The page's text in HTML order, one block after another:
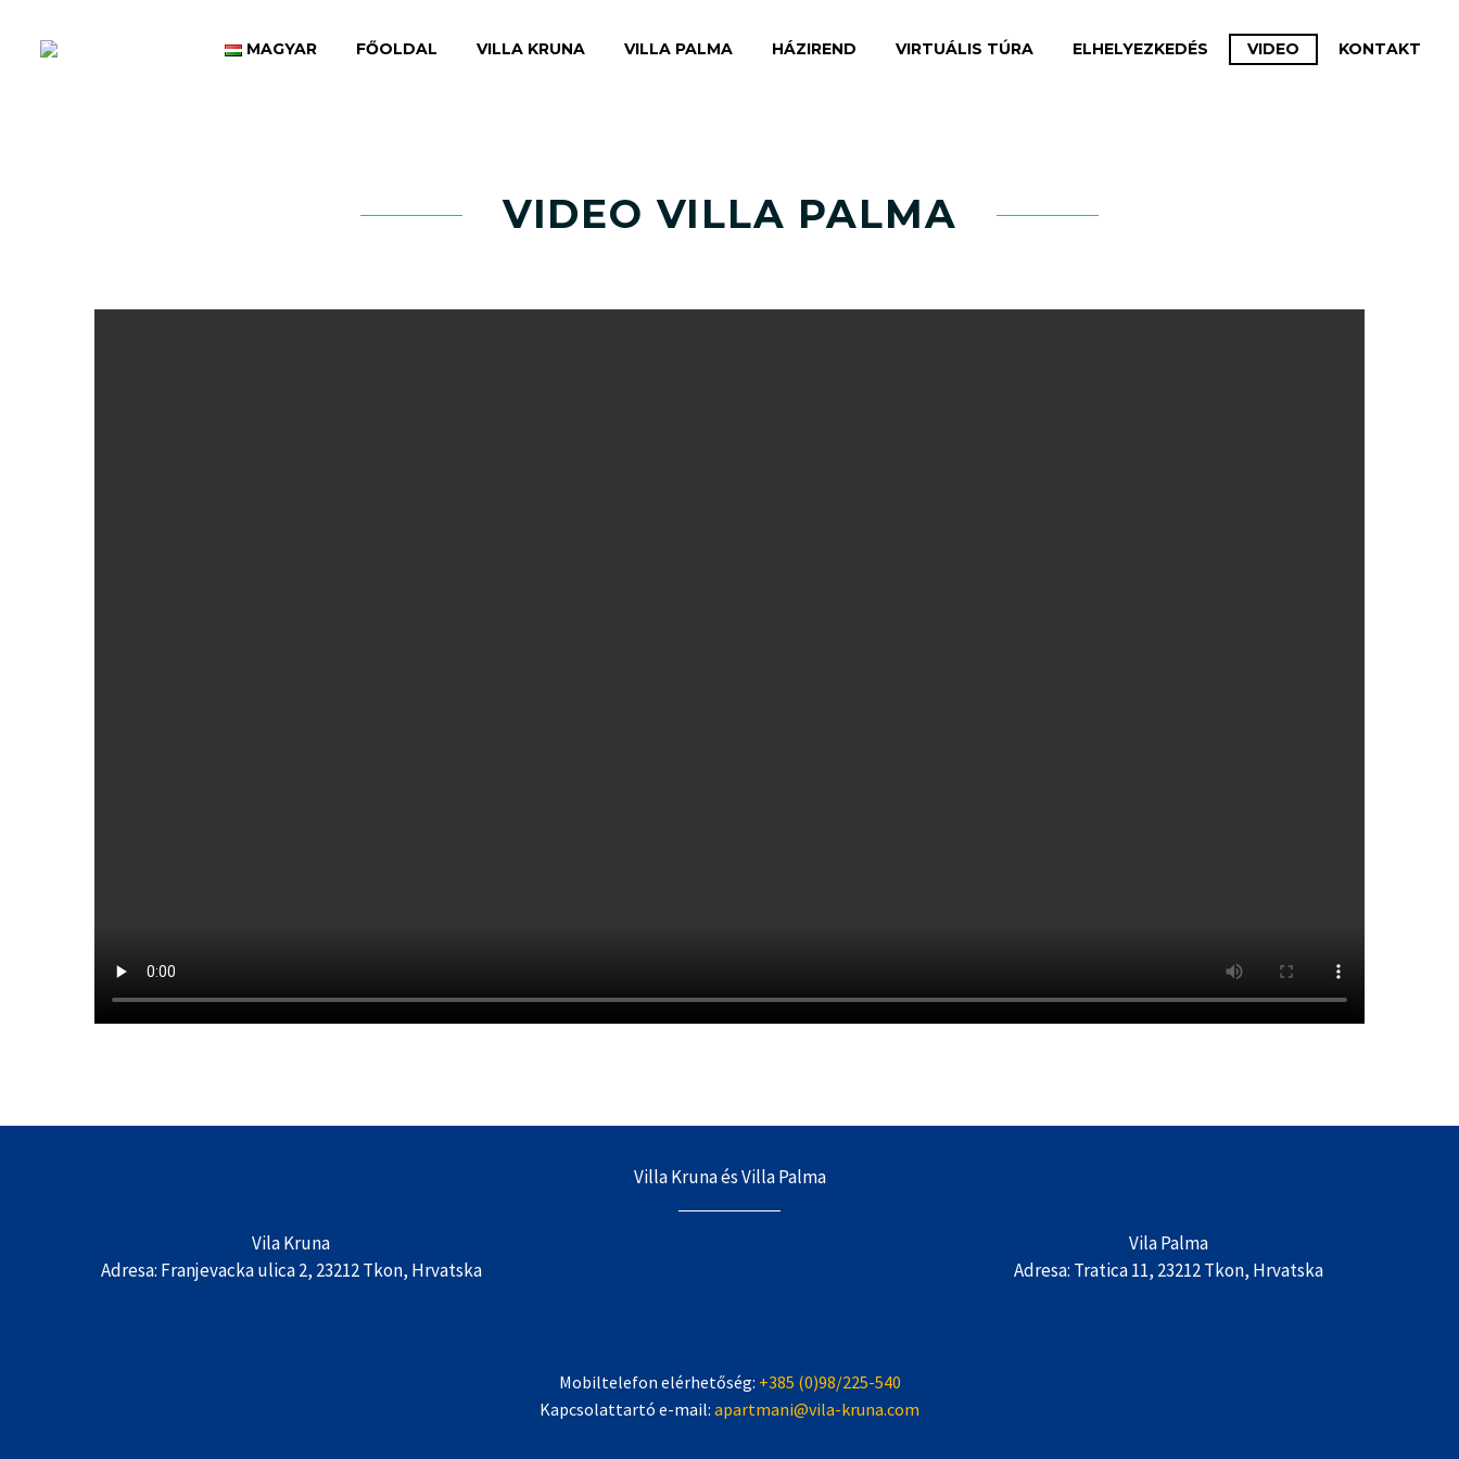
MAGYAR FŐOLDAL VILLA KRUNA VILLA PALMA HÁZIREND VIRTUÁLIS TÚRA ELHELYEZKEDÉS VIDEO KONTAKT
VIDEO VILLA PALMA
Villa Kruna és Villa Palma
Vila Kruna
Adresa: Franjevacka ulica 2, 23212 Tkon, Hrvatska
Mobiltelefon elérhetőség: +385 (0)98/225-540
Kapcsolattartó e-mail: apartmani@vila-kruna.com
Vila Palma
Adresa: Tratica 11, 23212 Tkon, Hrvatska